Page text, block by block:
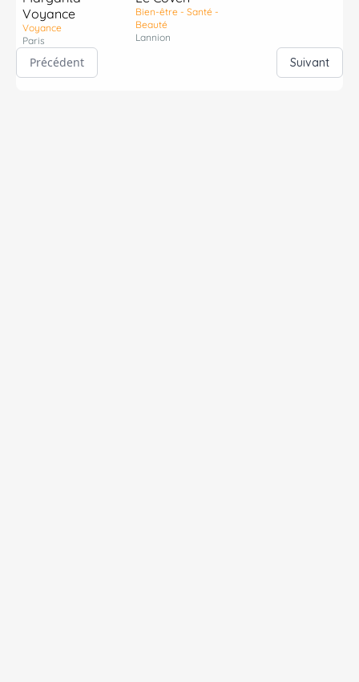
Voyance
Voyance
Paris
Bien-être - Santé -
Beauté
Lannion
Précédent Suivant